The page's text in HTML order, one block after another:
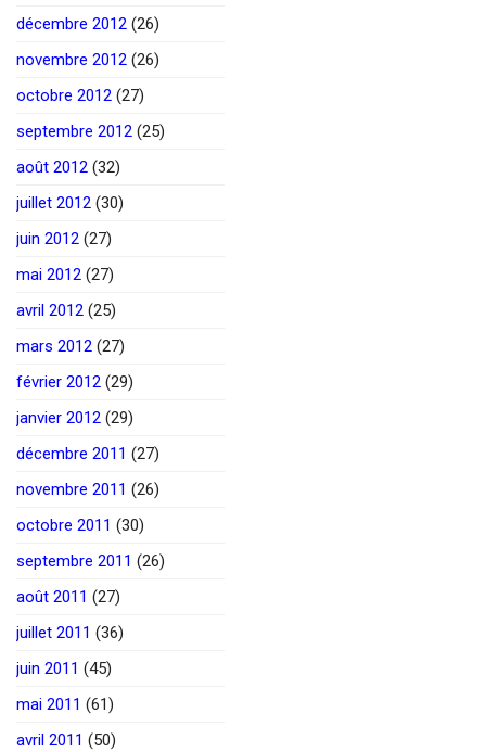
décembre 2012 (26)
novembre 2012 (26)
octobre 2012 (27)
septembre 2012 (25)
août 2012 (32)
juillet 2012 (30)
juin 2012 (27)
mai 2012 (27)
avril 2012 (25)
mars 2012 (27)
février 2012 (29)
janvier 2012 (29)
décembre 2011 (27)
novembre 2011 (26)
octobre 2011 (30)
septembre 2011 (26)
août 2011 (27)
juillet 2011 (36)
juin 2011 (45)
mai 2011 (61)
avril 2011 (50)